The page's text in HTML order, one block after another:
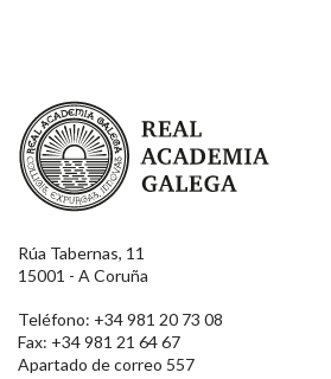
Real Academia Galega
Rúa Tabernas, 11
15001 - A Coruña
Teléfono: +34 981 20 73 08
Fax: +34 981 21 64 67
Apartado de correo 557